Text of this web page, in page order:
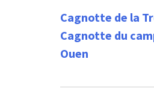
Cagnotte de la
Cagnotte du
Ouen